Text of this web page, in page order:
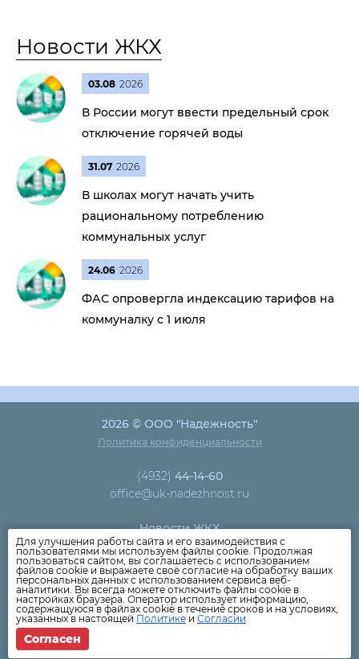
Новости ЖКХ
03.08 2026
В России могут ввести предельный срок
отключение горячей воды
31.07 2026
В школах могут начать учить
рациональному потреблению
коммунальных услуг
24.06 2026
ФАС опровергла индексацию тарифов на
коммуналку с 1 июля
2026 © ООО "Надежность"
Политика конфиденциальности
(4932) 44-14-60
office@uk-nadezhnost.ru
Новости ЖКХ
Новости компании
Как оплатить
Дома
Раскрытие информации
Вопросы
Для улучшения работы сайта и его взаимодействия с
пользователями мы используем файлы cookie. Продолжая
пользоваться сайтом, вы соглашаетесь с использованием
файлов cookie и выражаете своё согласие на обработку ваших
персональных данных с использованием сервиса веб-
аналитики. Вы всегда можете отключить файлы cookie в
настройках браузера. Оператор использует информацию,
содержащуюся в файлах cookie в течение сроков и на условиях,
указанных в настоящей Политике и Согласии
Согласен